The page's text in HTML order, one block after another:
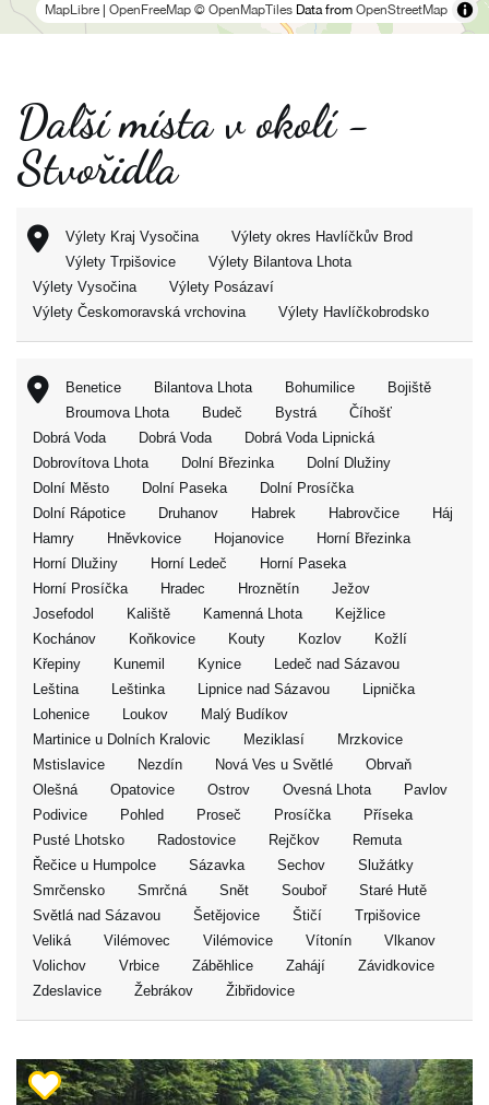
MapLibre OpenFreeMap © OpenMapTiles Data from OpenStreetMap
Další místa v okolí -
Stvořidla
Výlety Kraj Vysočina
Výlety okres Havlíčkův Brod
Výlety Trpišovice
Výlety Bilantova Lhota
Výlety Vysočina
Výlety Posázaví
Výlety Českomoravská vrchovina
Výlety Havlíčkobrodsko
Benetice Bilantova Lhota Bohumilice
Bojiště
Broumova Lhota
Budeč Bystrá
Číhošť
Dobrá Voda
Dobrá Voda
Dobrá Voda Lipnická
Dobrovítova Lhota
Dolní Březinka
Dolní Dlužiny
Dolní Město
Dolní Paseka
Dolní Prosíčka
Dolní Rápotice
Druhanov Habrek Habrovčice
Háj
Hamry
Hněvkovice Hojanovice
Horní Březinka
Horní Dlužiny
Horní Ledeč
Horní Paseka
Horní Prosíčka
Hradec Hroznětín
Ježov
Josefodol
Kaliště Kamenná Lhota
Kejžlice
Kochánov
Koňkovice Kouty Kozlov
Kožlí
Křepiny
Kunemil Kynice
Ledeč nad Sázavou
Leština
Leštinka Lipnice nad Sázavou
Lipnička
Lohenice
Loukov
Malý Budíkov
Martinice u Dolních Kralovic
Meziklasí
Mrzkovice
Mstislavice
Nezdín Nová Ves u Světlé
Obrvaň
Olešná
Opatovice Ostrov Ovesná Lhota
Pavlov
Podivice
Pohled Proseč Prosíčka
Příseka
Pusté Lhotsko
Radostovice Rejčkov
Remuta
Řečice u Humpolce
Sázavka Sechov
Služátky
Smrčensko
Smrčná Snět Souboř
Staré Hutě
Světlá nad Sázavou
Šetějovice Štičí
Trpišovice
Veliká
Vilémovec Vilémovice Vítonín
Vlkanov
Volichov
Vrbice Záběhlice Zahájí
Závidkovice
Zdeslavice
Žebrákov Žibřidovice